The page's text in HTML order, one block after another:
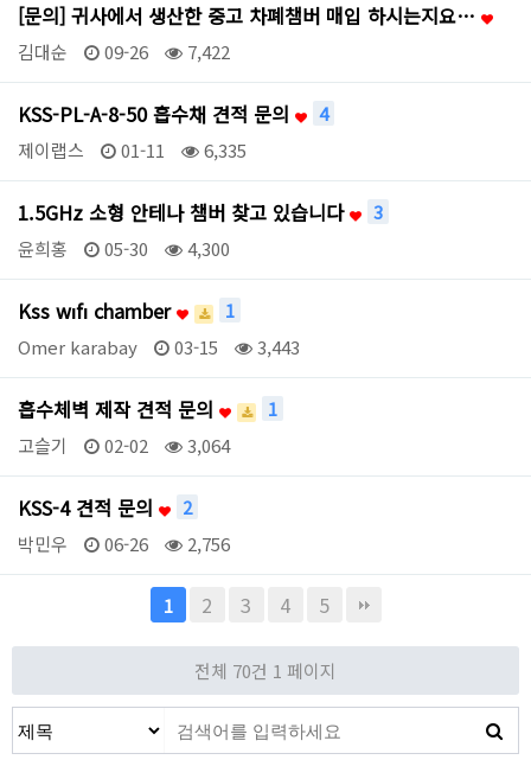
[문의] 귀사에서 생산한 중고 차폐챔버 매입 하시는지요…
김대순 09-26 7,422
KSS-PL-A-8-50 흡수채 견적 문의
4
제이랩스
01-11 6,335
1.5GHz 소형 안테나 챔버 찾고 있습니다
3
윤희홍
05-30 4,300
Kss wıfı chamber
1
Omer karabay
03-15 3,443
흡수체벽 제작 견적 문의
1
고슬기
02-02 3,064
KSS-4 견적 문의
2
박민우
06-26 2,756
1 2 3 4 5
전체 70건 1 페이지